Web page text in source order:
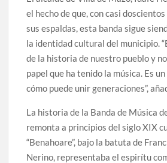
el hecho de que, con casi
sus espaldas, esta banda sigue
la identidad cultural del municipio.
de la historia de nuestro pueblo y
papel que ha tenido la música. Es
cómo puede unir generaciones”,
La historia de la Banda de Música
remonta a principios del siglo XIX
“Benahoare”, bajo la batuta de
Nerino, representaba el espirítu